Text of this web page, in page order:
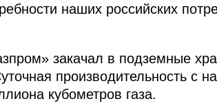
наших российских
закачал в подземные
производительность с
кубометров газа.